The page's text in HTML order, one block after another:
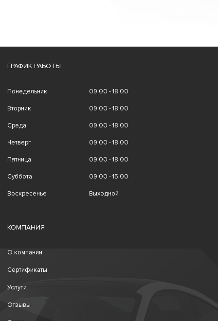
ГРАФИК РАБОТЫ
Понедельник 09:00 - 18:00
Вторник 09:00 - 18:00
Среда 09:00 - 18:00
Четверг 09:00 - 18:00
Пятница 09:00 - 18:00
Суббота 09:00 - 15:00
Воскресенье Выходной
КОМПАНИЯ
О компании
Сертификаты
Услуги
Отзывы